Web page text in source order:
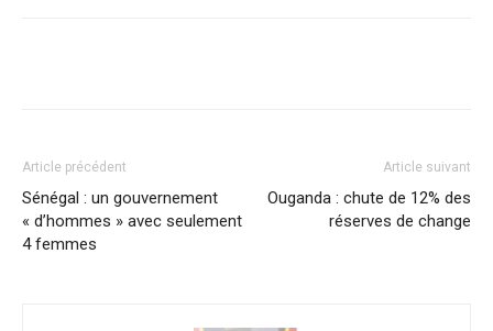
Article précédent
Sénégal : un gouvernement
« d’hommes » avec seulement
4 femmes
Article suivant
Ouganda : chute de 12% des
réserves de change